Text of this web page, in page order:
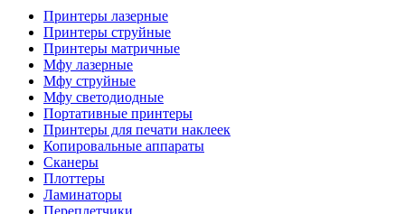
Камеры для видеоконференцсвязи
Аксессуары для видеоконференцсвязи
Системы безопасности и умный дом
Комплекты видеонаблюдения
Мониторы и видеостены
Регистраторы
Принтеры лазерные
Принтеры струйные
Принтеры матричные
Мфу лазерные
Мфу струйные
Мфу светодиодные
Портативные принтеры
Принтеры для печати наклеек
Копировальные аппараты
Сканеры
Плоттеры
Ламинаторы
Переплетчики